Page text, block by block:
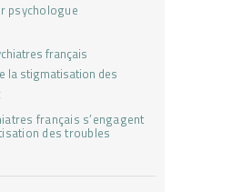
psychologue
français s’engagent
des troubles